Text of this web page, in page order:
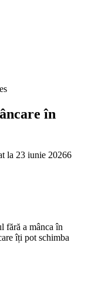
în
la 23 iunie 20266
fără a mânca în
îți pot schimba